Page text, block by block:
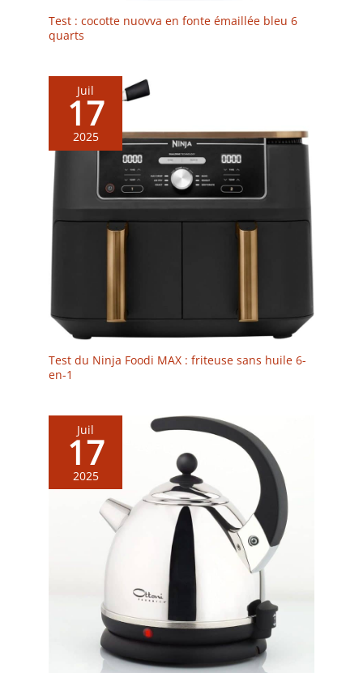
Test : cocotte nuovva en fonte émaillée bleu 6
quarts
Juil
17
2025
Test du Ninja Foodi MAX : friteuse sans huile 6-
en-1
Juil
17
2025